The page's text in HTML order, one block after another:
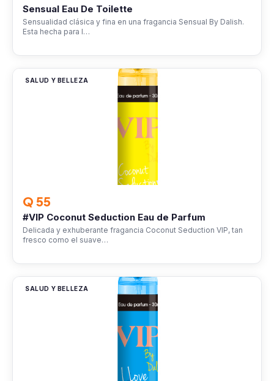
Sensual Eau De Toilette
Sensualidad clásica y fina en una fragancia Sensual By Dalish.
Esta hecha para l…
SALUD Y BELLEZA
Q 55
#VIP Coconut Seduction Eau de Parfum
Delicada y exhuberante fragancia Coconut Seduction VIP, tan
fresco como el suave…
SALUD Y BELLEZA